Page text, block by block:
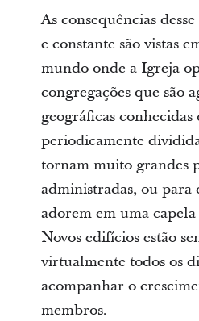
As consequências
e constante são vistas
mundo onde a Igreja
congregações que são
geográficas conhecidas
periodicamente
tornam muito grandes
administradas, ou para
adorem em uma
Novos edifícios estão
virtualmente todos os
acompanhar o
membros.